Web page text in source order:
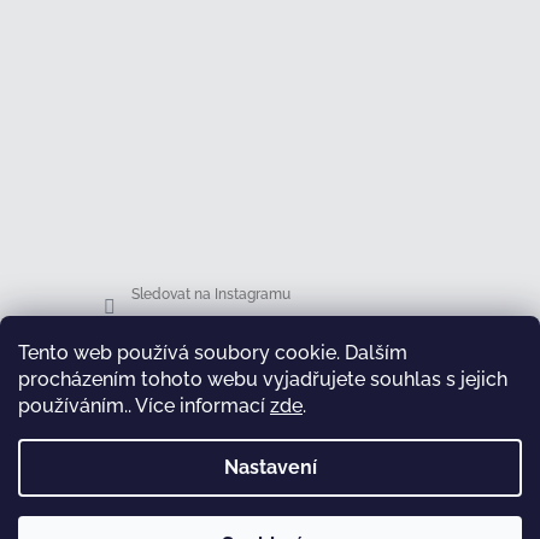
Tento web používá soubory cookie. Dalším
procházením tohoto webu vyjadřujete souhlas s jejich
používáním.. Více informací zde.
Nastavení
Sledovat na Instagramu
Facebook
test